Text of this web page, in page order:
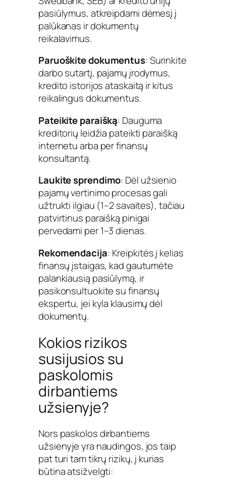
pasiūlymus, atkreipdami dėmesį į
palūkanas ir dokumentų
reikalavimus.
Paruoškite dokumentus: Surinkite
darbo sutartį, pajamų įrodymus,
kredito istorijos ataskaitą ir kitus
reikalingus dokumentus.
Pateikite paraišką: Dauguma
kreditorių leidžia pateikti paraišką
internetu arba per finansų
konsultantą.
Laukite sprendimo: Dėl užsienio
pajamų vertinimo procesas gali
užtrukti ilgiau (1–2 savaites), tačiau
patvirtinus paraišką pinigai
pervedami per 1–3 dienas.
Rekomendacija: Kreipkitės į kelias
finansų įstaigas, kad gautumėte
palankiausią pasiūlymą, ir
pasikonsultuokite su finansų
ekspertu, jei kyla klausimų dėl
dokumentų.
Kokios rizikos
susijusios su
paskolomis
dirbantiems
užsienyje?
Nors paskolos dirbantiems
užsienyje yra naudingos, jos taip
pat turi tam tikrų rizikų, į kurias
būtina atsižvelgti: